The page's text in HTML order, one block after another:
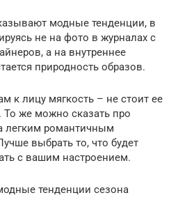
модные тенденции, в
не на фото в журналах с
а на внутреннее
природность образов.
к лицу мягкость – не стоит ее
То же можно сказать про
легким романтичным
выбрать то, что будет
с вашим настроением.
тенденции сезона